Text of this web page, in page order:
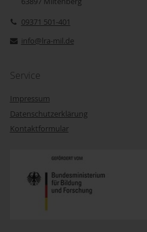
09371 501-401
info@lra-mil.de
Service
Impressum
Datenschutzerklärung
Kontaktformular